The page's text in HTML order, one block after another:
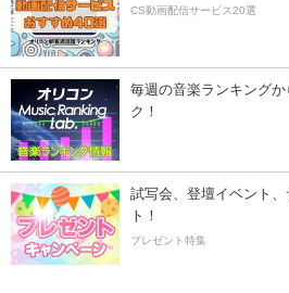
CS動画配信サービス20選
毎週の音楽ランキング
ク！
試写会、登壇イベント
ト！
プレゼント特集